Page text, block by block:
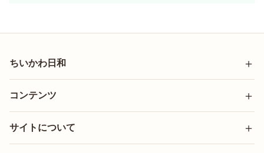
ちいかわ日和
コンテンツ
サイトについて